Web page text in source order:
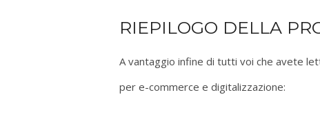
RIEPILOGO DELLA
A vantaggio infine di tutti voi che avete
per e-commerce e digitalizzazione: